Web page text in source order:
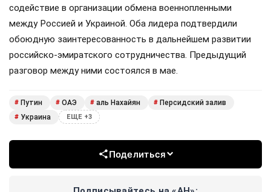
содействие в организации обмена военнопленными
между Россией и Украиной. Оба лидера подтвердили
обоюдную заинтересованность в дальнейшем развитии
российско-эмиратского сотрудничества. Предыдущий
разговор между ними состоялся в мае.
# Путин # ОАЭ # аль Нахайян # Персидский залив
# Украина ЕЩЕ +3
Поделиться